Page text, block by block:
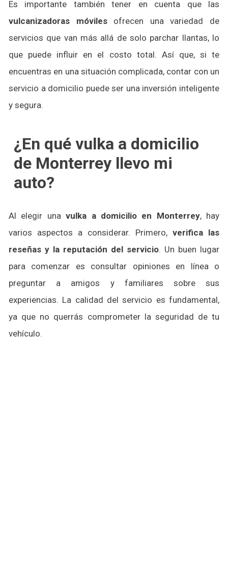
Es importante también tener en cuenta que las
vulcanizadoras móvilesofrecen una variedad de
servicios que van más allá de solo parchar llantas, lo
que puede influir en el costo total. Así que, si te
encuentras en una situación complicada, contar con un
servicio a domicilio puede ser una inversión inteligente
y segura.
¿En qué vulka a domicilio
de Monterrey llevo mi
auto?
Al elegir unavulka a domicilio en Monterrey, hay
varios aspectos a considerar. Primero, verifica las
reseñas y la reputación del servicio. Un buen lugar
para comenzar es consultar opiniones en línea o
preguntar a amigos y familiares sobre sus
experiencias. La calidad del servicio es fundamental,
ya que no querrás comprometer la seguridad de tu
vehículo.